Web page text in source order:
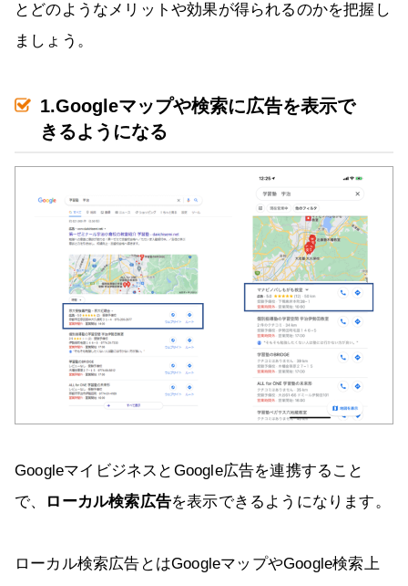
とどのようなメリットや効果が得られるのかを把握し
ましょう。
1.Googleマップや検索に広告を表示で
きるようになる
GoogleマイビジネスとGoogle広告を連携すること
で、
ローカル検索広告を表示できるようになります。
ローカル検索広告とはGoogleマップやGoogle検索上